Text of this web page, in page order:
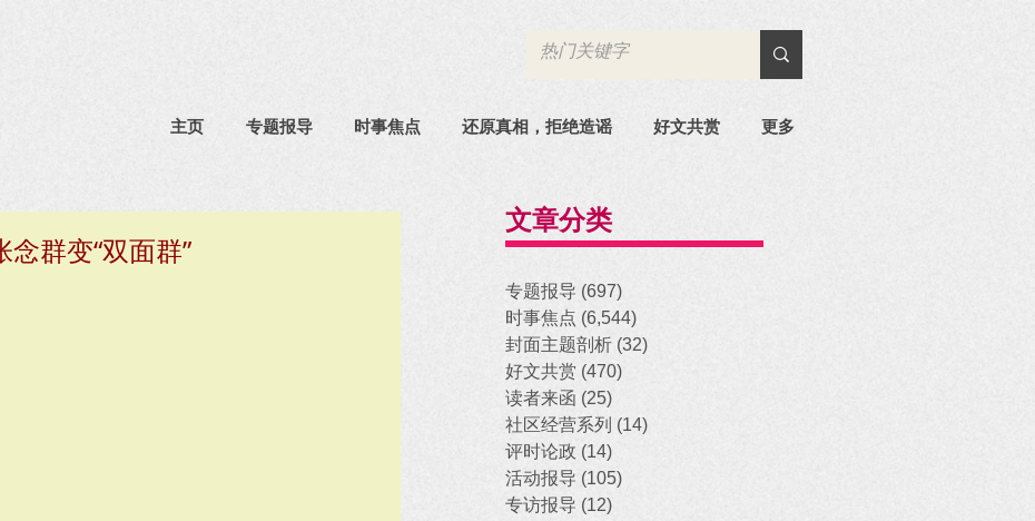
主页 专题报导 时事焦点 还原真相，拒绝造谣 好文共赏 更多
群变“双面群”
文章分类
专题报导 (697)
时事焦点 (6,544)
封面主题剖析 (32)
好文共赏 (470)
读者来函 (25)
社区经营系列 (14)
评时论政 (14)
活动报导 (105)
专访报导 (12)